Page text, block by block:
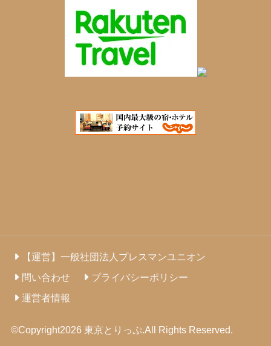
【運営】一般社団法人プレスマンユニオン
問い合わせ
プライバシーポリシー
運営者情報
©Copyright2026 東京とりっぷ.All Rights Reserved.